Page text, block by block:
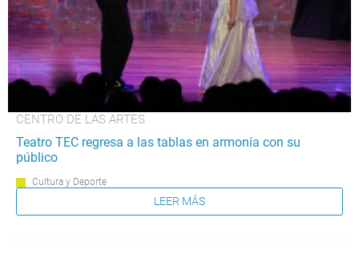
CENTRO DE LAS ARTES
Teatro TEC regresa a las tablas en armonía con su
público
Cultura y Deporte
LEER MÁS